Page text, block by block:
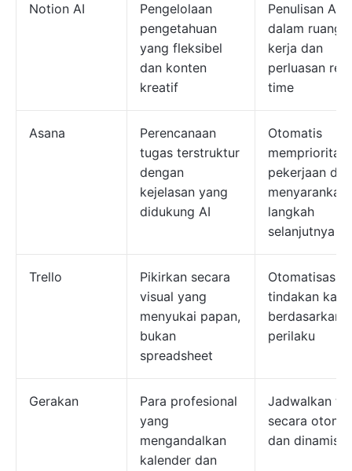
Notion AI
Pengelolaan
pengetahuan
yang fleksibel
dan konten
kreatif
Penulisan AI
dalam ruang
kerja dan
perluasan
time
Asana
Perencanaan
tugas terstruktur
dengan
kejelasan yang
didukung AI
Otomatis
pekerjaan dan
menyarankan
langkah
selanjutnya
Trello
Pikirkan secara
visual yang
menyukai papan,
bukan
spreadsheet
Otomatisasi
tindakan
berdasarkan
perilaku
Gerakan
Para profesional
yang
mengandalkan
kalender dan
Jadwalkan
secara
dan dinamis